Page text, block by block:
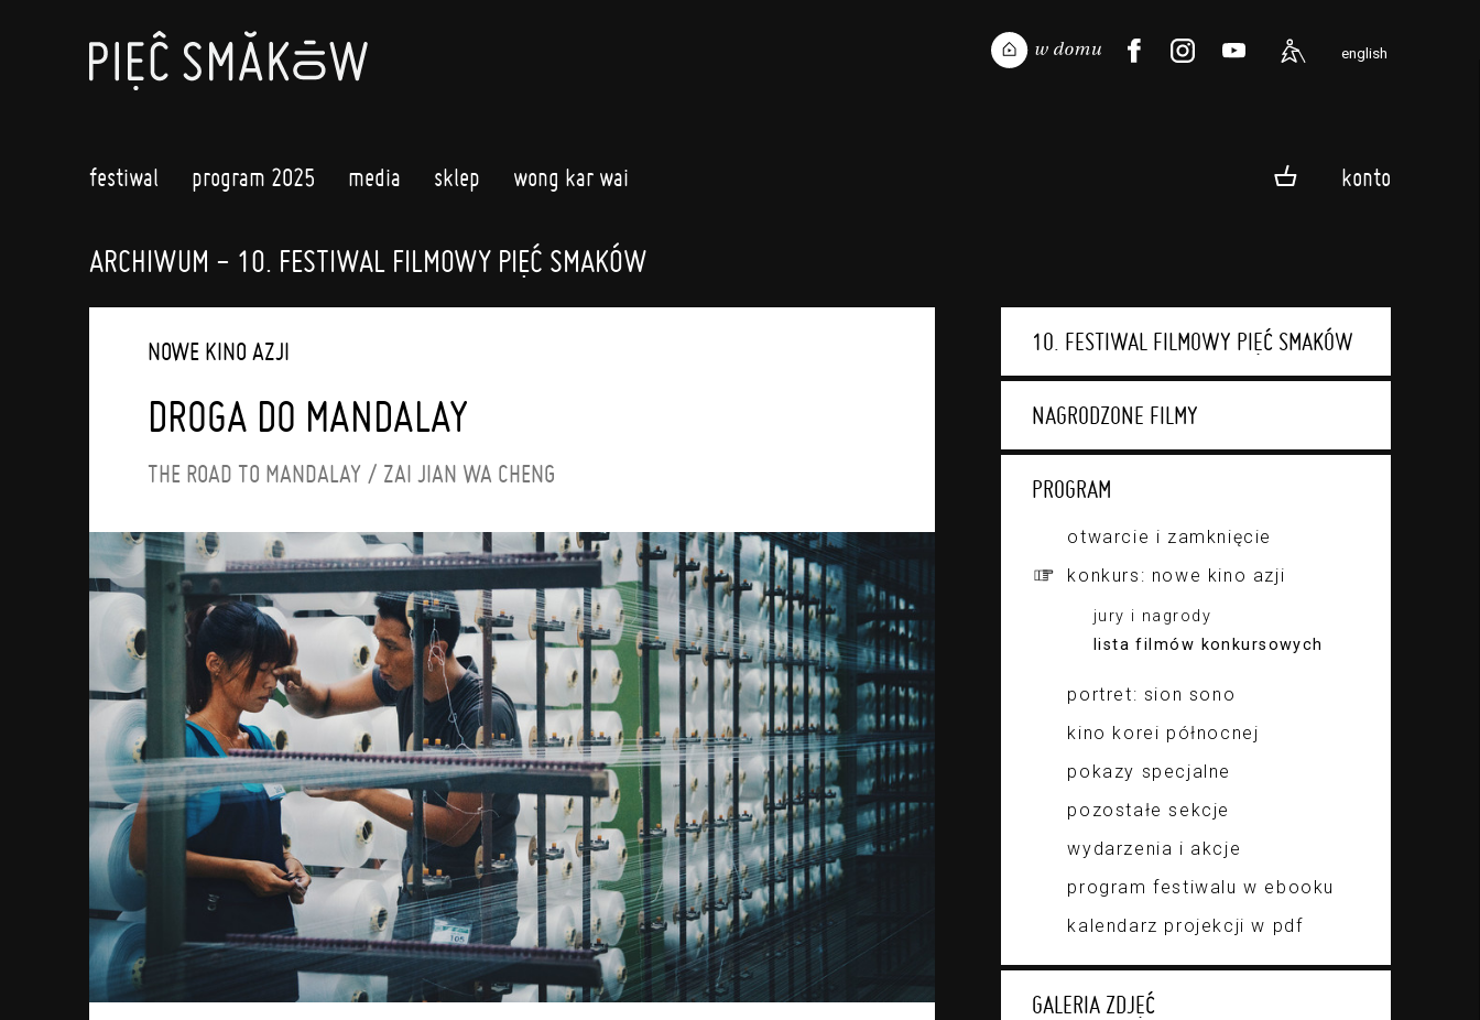
english
festiwal program 2025 media sklep wong kar wai konto
ARCHIWUM - 10. FESTIWAL FILMOWY PIĘĆ SMAKÓW
10. FESTIWAL FILMOWY PIĘĆ SMAKÓW
NAGRODZONE FILMY
PROGRAM
otwarcie i zamknięcie
konkurs: nowe kino azji
jury i nagrody
lista filmów konkursowych
portret: sion sono
kino korei północnej
pokazy specjalne
pozostałe sekcje
wydarzenia i akcje
program festiwalu w ebooku
kalendarz projekcji w pdf
GALERIA ZDJĘĆ
NOWE KINO AZJI
DROGA DO MANDALAY
THE ROAD TO MANDALAY / ZAI JIAN WA CHENG